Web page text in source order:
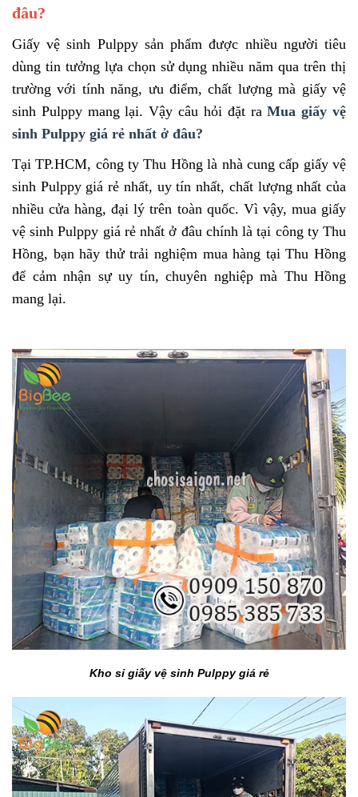
đâu?
Giấy vệ sinh Pulppy sản phẩm được nhiều người tiêu
dùng tin tưởng lựa chọn sử dụng nhiều năm qua trên thị
trường với tính năng, ưu điểm, chất lượng mà giấy vệ
sinh Pulppy mang lại. Vậy câu hỏi đặt raMua giấy vệ
sinh Pulppy giá rẻ nhất ở đâu?
Tại TP.HCM, công ty Thu Hồng là nhà cung cấp giấy vệ
sinh Pulppy giá rẻ nhất, uy tín nhất, chất lượng nhất của
nhiều cửa hàng, đại lý trên toàn quốc. Vì vậy, mua giấy
vệ sinh Pulppy giá rẻ nhất ở đâu chính là tại công ty Thu
Hồng, bạn hãy thử trải nghiệm mua hàng tại Thu Hồng
để cảm nhận sự uy tín, chuyên nghiệp mà Thu Hồng
mang lại.
Kho sỉ giấy vệ sinh Pulppy giá rẻ